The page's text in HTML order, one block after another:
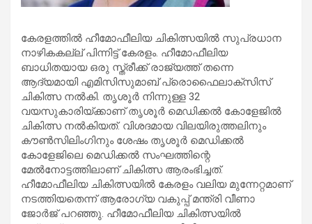
കേരളത്തില്‍ ഹീമോഫീലിയ ചികിത്സയില്‍ സുപ്രധാന
നാഴികകല്ല് പിന്നിട്ട് കേരളം. ഹീമോഫീലിയ
ബാധിതയായ ഒരു സ്ത്രീക്ക് രാജ്യത്ത് തന്നെ
ആദ്യമായി എമിസിസുമാബ് പ്രൊഫൈലാക്‌സിസ്
ചികിത്സ നല്‍കി. തൃശൂര്‍ നിന്നുള്ള 32
വയസുകാരിയ്ക്കാണ് തൃശൂര്‍ മെഡിക്കല്‍ കോളേജില്‍
ചികിത്സ നല്‍കിയത്. വിശദമായ വിലയിരുത്തലിനും
കൗണ്‍സിലിംഗിനും ശേഷം തൃശൂര്‍ മെഡിക്കല്‍
കോളേജിലെ മെഡിക്കല്‍ സംഘത്തിന്റെ
മേല്‍നോട്ടത്തിലാണ് ചികിത്സ ആരംഭിച്ചത്.
ഹീമോഫീലിയ ചികിത്സയില്‍ കേരളം വലിയ മുന്നേറ്റമാണ്
നടത്തിയതെന്ന് ആരോഗ്യ വകുപ്പ് മന്ത്രി വീണാ
ജോര്‍ജ് പറഞ്ഞു. ഹീമോഫീലിയ ചികിത്സയില്‍